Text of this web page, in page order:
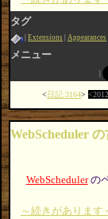
タグ
Extensions Appearances
メニュー
日記:3164
WebScheduler
WebSchedulerの
～続きがあります